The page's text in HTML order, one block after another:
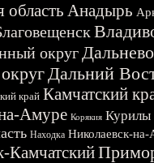
область Анадырь
округ
Дальний
край Камчатский
Амуре Корякия Курилы
Находка Николаевск-
Камчатский